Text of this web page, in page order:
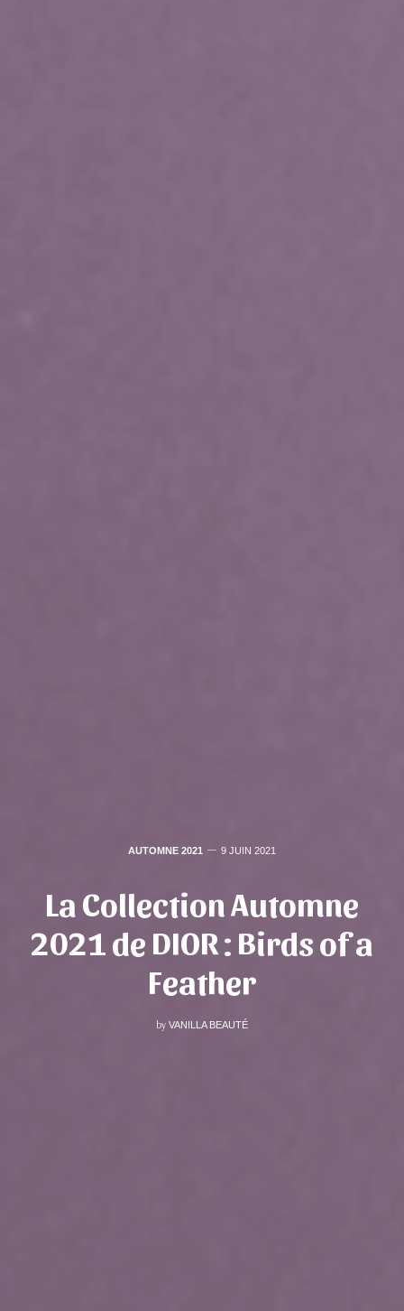
AUTOMNE 2021 9 JUIN 2021
La Collection Automne
2021 de DIOR : Birds of a
Feather
by VANILLA BEAUTÉ